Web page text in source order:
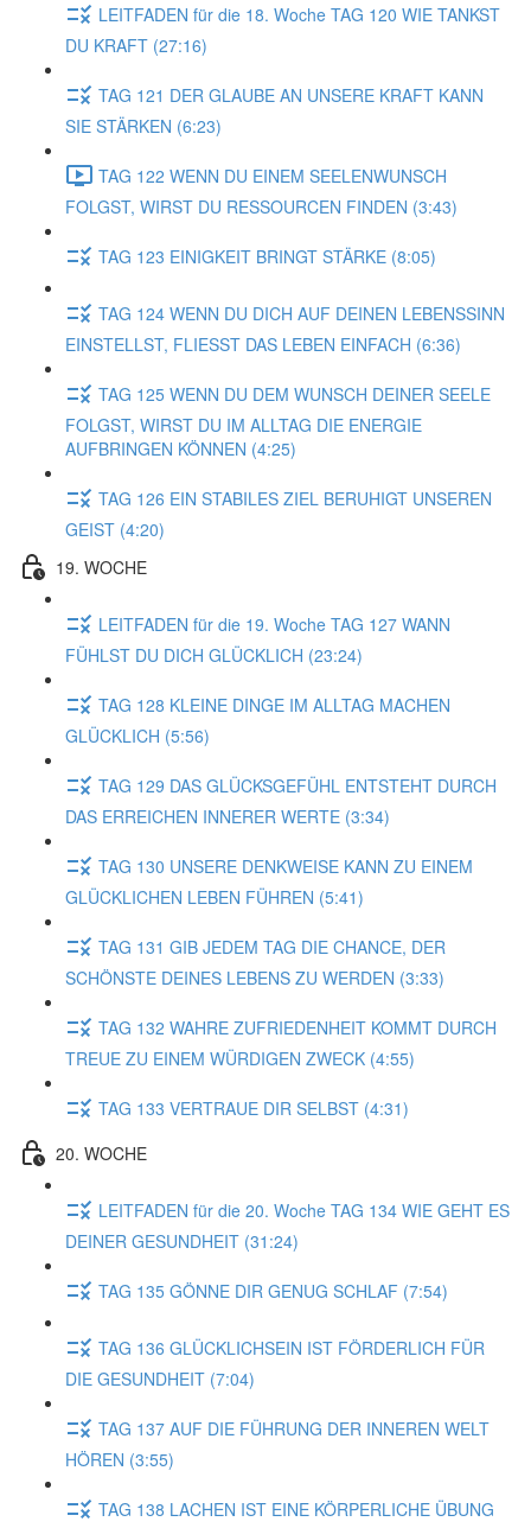
LEITFADEN für die 18. Woche TAG 120 WIE TANKST
DU KRAFT (27:16)
TAG 121 DER GLAUBE AN UNSERE KRAFT KANN
SIE STÄRKEN (6:23)
TAG 122 WENN DU EINEM SEELENWUNSCH
FOLGST, WIRST DU RESSOURCEN FINDEN (3:43)
TAG 123 EINIGKEIT BRINGT STÄRKE (8:05)
TAG 124 WENN DU DICH AUF DEINEN LEBENSSINN
EINSTELLST, FLIESST DAS LEBEN EINFACH (6:36)
TAG 125 WENN DU DEM WUNSCH DEINER SEELE
FOLGST, WIRST DU IM ALLTAG DIE ENERGIE
AUFBRINGEN KÖNNEN (4:25)
TAG 126 EIN STABILES ZIEL BERUHIGT UNSEREN
GEIST (4:20)
19. WOCHE
LEITFADEN für die 19. Woche TAG 127 WANN
FÜHLST DU DICH GLÜCKLICH (23:24)
TAG 128 KLEINE DINGE IM ALLTAG MACHEN
GLÜCKLICH (5:56)
TAG 129 DAS GLÜCKSGEFÜHL ENTSTEHT DURCH
DAS ERREICHEN INNERER WERTE (3:34)
TAG 130 UNSERE DENKWEISE KANN ZU EINEM
GLÜCKLICHEN LEBEN FÜHREN (5:41)
TAG 131 GIB JEDEM TAG DIE CHANCE, DER
SCHÖNSTE DEINES LEBENS ZU WERDEN (3:33)
TAG 132 WAHRE ZUFRIEDENHEIT KOMMT DURCH
TREUE ZU EINEM WÜRDIGEN ZWECK (4:55)
TAG 133 VERTRAUE DIR SELBST (4:31)
20. WOCHE
LEITFADEN für die 20. Woche TAG 134 WIE GEHT ES
DEINER GESUNDHEIT (31:24)
TAG 135 GÖNNE DIR GENUG SCHLAF (7:54)
TAG 136 GLÜCKLICHSEIN IST FÖRDERLICH FÜR
DIE GESUNDHEIT (7:04)
TAG 137 AUF DIE FÜHRUNG DER INNEREN WELT
HÖREN (3:55)
TAG 138 LACHEN IST EINE KÖRPERLICHE ÜBUNG